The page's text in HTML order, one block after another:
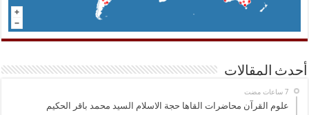
أحدث المقالات
علوم القرآن محاضرات القاها حجة الاسلام السيد محمد باقر الحكيم